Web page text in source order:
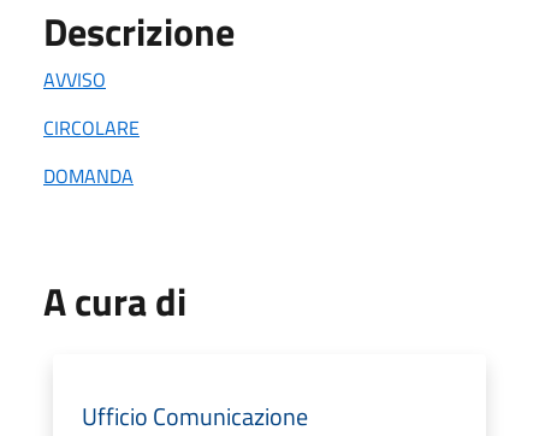
Descrizione
AVVISO
CIRCOLARE
DOMANDA
A cura di
Ufficio Comunicazione